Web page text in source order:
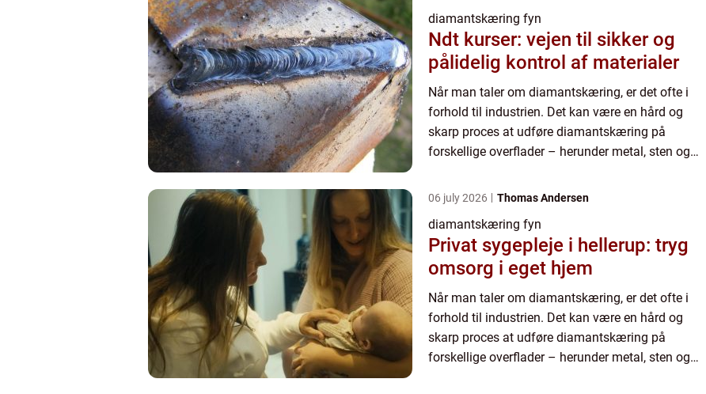
diamantskæring fyn
Ndt kurser: vejen til sikker og
pålidelig kontrol af materialer
Når man taler om diamantskæring, er det ofte i
forhold til industrien. Det kan være en hård og
skarp proces at udføre diamantskæring på
forskellige overflader – herunder metal, sten og
diamantskæri...
06 july 2026 Thomas Andersen
diamantskæring fyn
Privat sygepleje i hellerup: tryg
omsorg i eget hjem
Når man taler om diamantskæring, er det ofte i
forhold til industrien. Det kan være en hård og
skarp proces at udføre diamantskæring på
forskellige overflader – herunder metal, sten og